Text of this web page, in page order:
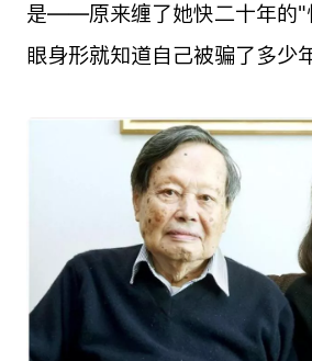
是——原来缠了她快二十年的"
眼身形就知道自己被骗了多少年